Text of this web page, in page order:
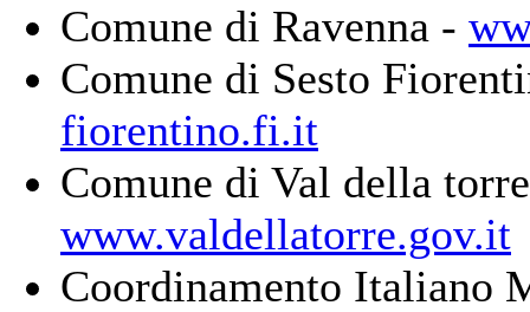
Comune di Ravenna -
Comune di Sesto
fiorentino.fi.it
Comune di Val della
www.valdellatorre.gov.it
Coordinamento Italiano